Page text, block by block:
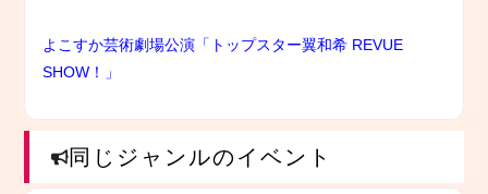
よこすか芸術劇場公演「トップスター翼和希 REVUE
SHOW！」
同じジャンルのイベント